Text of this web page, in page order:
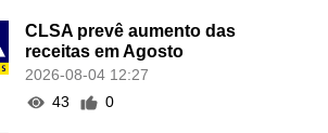
CLSA prevê aumento das
receitas em Agosto
2026-08-04 12:27
43
0